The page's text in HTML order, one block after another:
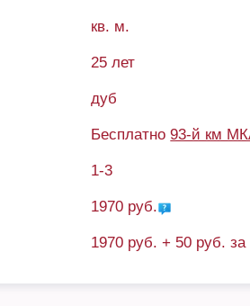
кв. м.
25 лет
дуб
Бесплатно93-й км
1-3
1970 руб.
1970 руб. + 50 руб.